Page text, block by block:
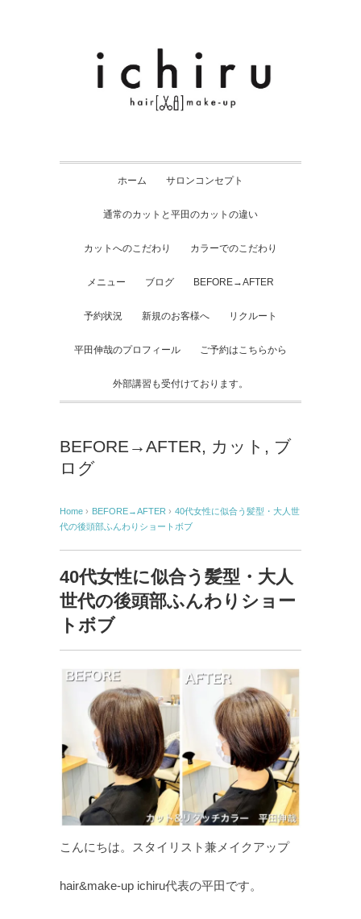
ホーム サロンコンセプト
通常のカットと平田のカットの違い
カットへのこだわり カラーでのこだわり
メニュー ブログ BEFORE→AFTER
予約状況 新規のお客様へ リクルート
平田伸哉のプロフィール ご予約はこちらから
外部講習も受付けております。
BEFORE→AFTER, カット , ブ
ログ
Home › BEFORE→AFTER › 40代女性に似合う髪型・大人世
代の後頭部ふんわりショートボブ
40代女性に似合う髪型・大人
世代の後頭部ふんわりショー
トボブ
こんにちは。スタイリスト兼メイクアップ
hair&make-up ichiru代表の平田です。